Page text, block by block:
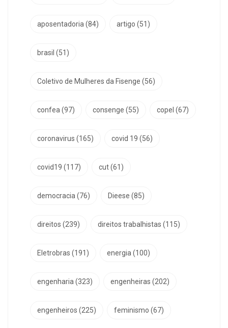
aposentadoria (84) artigo (51)
brasil (51)
Coletivo de Mulheres da Fisenge (56)
confea (97) consenge (55) copel (67)
coronavirus (165) covid 19 (56)
covid19 (117) cut(61)
democracia (76) Dieese (85)
direitos (239) direitos trabalhistas (115)
Eletrobras (191) energia (100)
engenharia (323) engenheiras (202)
engenheiros (225) feminismo (67)